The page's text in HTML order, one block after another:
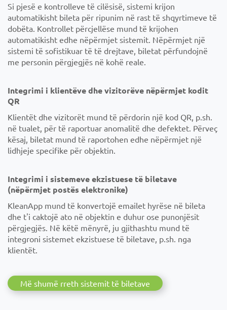
Si pjesë e kontrolleve të cilësisë, sistemi krijon
automatikisht bileta për ripunim në rast të shqyrtimeve të
dobëta. Kontrollet përcjellëse mund të krijohen
automatikisht edhe nëpërmjet sistemit. Nëpërmjet një
sistemi të sofistikuar të të drejtave, biletat përfundojnë
me personin përgjegjës në kohë reale.
Integrimi i klientëve dhe vizitorëve nëpërmjet kodit
QR
Klientët dhe vizitorët mund të përdorin një kod QR, p.sh.
në tualet, për të raportuar anomalitë dhe defektet. Përveç
kësaj, biletat mund të raportohen edhe nëpërmjet një
lidhjeje specifike për objektin.
Integrimi i sistemeve ekzistuese të biletave
(nëpërmjet postës elektronike)
KleanApp mund të konvertojë emailet hyrëse në bileta
dhe t'i caktojë ato në objektin e duhur ose punonjësit
përgjegjës. Në këtë mënyrë, ju gjithashtu mund të
integroni sistemet ekzistuese të biletave, p.sh. nga
klientët.
Më shumë rreth sistemit të biletave